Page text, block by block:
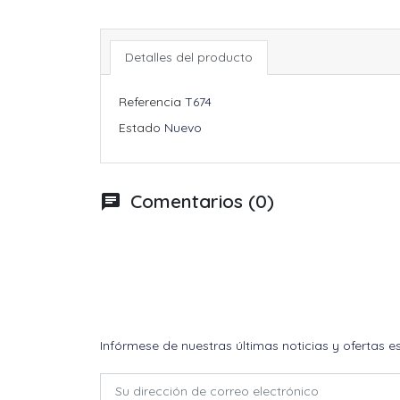
Detalles del producto
Referencia T674
Estado Nuevo
chat Comentarios (0)
Infórmese de nuestras últimas noticias y ofertas